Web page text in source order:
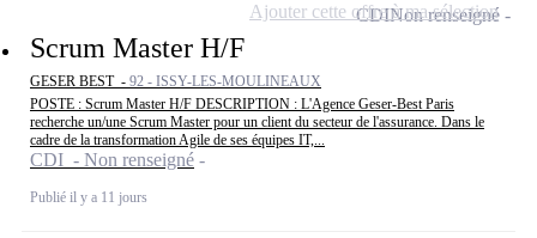
Scrum Master H/F
GESER BEST - 92 - ISSY-LES-MOULINEAUX
POSTE : Scrum Master H/F DESCRIPTION : L'Agence Geser-Best Paris
recherche un/une Scrum Master pour un client du secteur de l'assurance. Dans le
cadre de la transformation Agile de ses équipes IT,...
CDI - Non renseigné
Publié il y a 11 jours
CDINon renseigné
Ajouter cette offre à ma sélection